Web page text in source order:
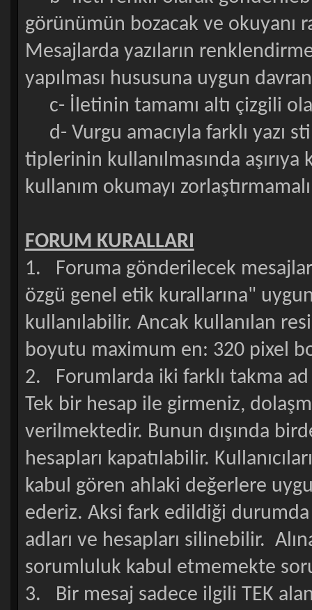
görünümün bozacak ve okuyanı
Mesajlarda yazıların
yapılması hususuna uygun
c- İletinin tamamı altı çizgili
d- Vurgu amacıyla farklı yazı
tiplerinin kullanılmasında aşırıya
kullanım okumayı
FORUM KURALLARI
1. Foruma gönderilecek
özgü genel etik kurallarına"
kullanılabilir. Ancak kullanılan
boyutu maximum en: 320 pixel
2. Forumlarda iki farklı takma ad
Tek bir hesap ile girmeniz,
verilmektedir. Bunun dışında
hesapları kapatılabilir.
kabul gören ahlaki değerlere
ederiz. Aksi fark edildiği durumda
adları ve hesapları silinebilir.
sorumluluk kabul etmemekte
3. Bir mesaj sadece ilgili TEK